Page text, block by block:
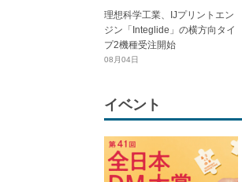
理想科学工業、IJプリントエン
ジン「Integlide」の横方向タイ
プ2機種受注開始
08月04日
イベント